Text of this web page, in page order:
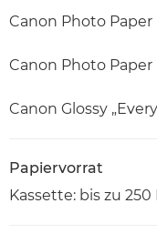
Canon Photo Paper
Canon Photo Paper
Canon Glossy
Papiervorrat
Kassette: bis zu